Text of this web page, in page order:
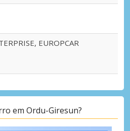
EUROPCAR
em Ordu-Giresun?